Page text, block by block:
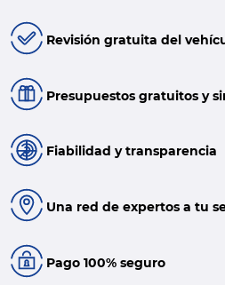
Revisión gratuita del
Presupuestos gratuitos y
Fiabilidad y transparencia
Una red de expertos a tu
Pago 100% seguro